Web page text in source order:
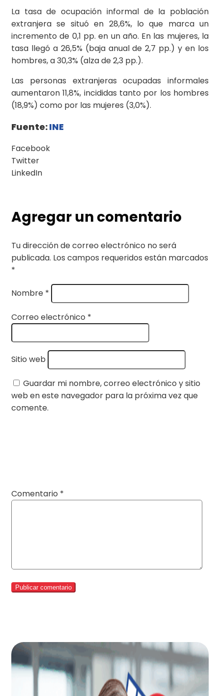
La tasa de ocupación informal de la población
extranjera se situó en 28,6%, lo que marca un
incremento de 0,1 pp. en un año. En las mujeres, la
tasa llegó a 26,5% (baja anual de 2,7 pp.) y en los
hombres, a 30,3% (alza de 2,3 pp.).
Las personas extranjeras ocupadas informales
aumentaron 11,8%, incididas tanto por los hombres
(18,9%) como por las mujeres (3,0%).
Fuente:INE
Facebook
Twitter
LinkedIn
Agregar un comentario
Tu dirección de correo electrónico no será
publicada. Los campos requeridos están marcados
*
Nombre *
Correo electrónico *
Sitio web
Guardar mi nombre, correo electrónico y sitio
web en este navegador para la próxima vez que
comente.
Comentario *